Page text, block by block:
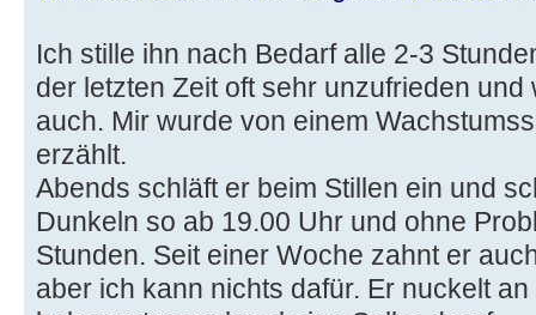
Ich stille ihn nach Bedarf alle 2-3
der letzten Zeit oft sehr unzufrieden
auch. Mir wurde von einem
erzählt.
Abends schläft er beim Stillen ein und
Dunkeln so ab 19.00 Uhr und ohne
Stunden. Seit einer Woche zahnt er
aber ich kann nichts dafür. Er nuckelt